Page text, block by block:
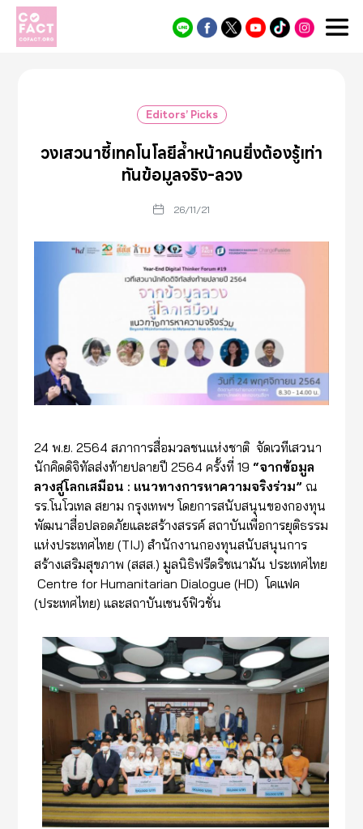
Cofact
Editors’ Picks
วงเสวนาชี้เทคโนโลยีล้ำหน้าคนยิ่งต้องรู้เท่า
ทันข้อมูลจริง-ลวง
26/11/21
24 พ.ย. 2564 สภาการสื่อมวลชนแห่งชาติ จัดเวทีเสวนา
นักคิดดิจิทัลส่งท้ายปลายปี 2564 ครั้งที่ 19 “จากข้อมูล
ลวงสู่โลกเสมือน : แนวทางการหาความจริงร่วม” ณ
รร.โนโวเทล สยาม กรุงเทพฯ โดยการสนับสนุนของกองทุน
พัฒนาสื่อปลอดภัยและสร้างสรรค์ สถาบันเพื่อการยุติธรรม
แห่งประเทศไทย (TIJ) สำนักงานกองทุนสนับสนุนการ
สร้างเสริมสุขภาพ (สสส.) มูลนิธิฟรีดริชเนามัน ประเทศไทย
Centre for Humanitarian Dialogue (HD) โคแฟค
(ประเทศไทย) และสถาบันเชนจ์ฟิวชั่น